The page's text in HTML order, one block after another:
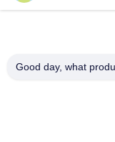
Cá nhân thêu 5
Chất liệu da thật Mũ
Good day, what